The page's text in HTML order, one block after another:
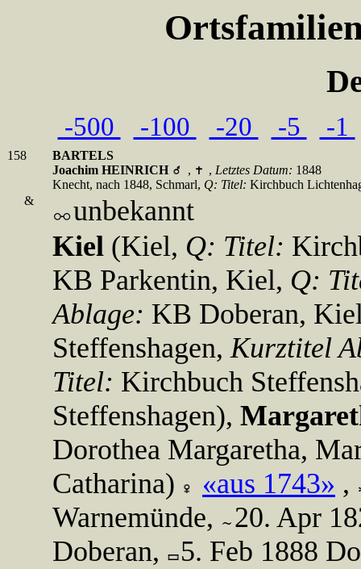
-500 -100 -20 -5 -1
158
BARTELS
Joachim HEINRICH
, , Letztes Datum: 1848
Knecht, nach 1848, Schmarl, Q: Titel: Kirchbuch
&
unbekannt
Kiel (Kiel, Q: Titel:
KB Parkentin, Kiel, Q:
Ablage: KB Doberan,
Steffenshagen,Kurztitel
Titel: Kirchbuch
Steffenshagen),
Dorothea Margaretha,
Catharina)
«aus 1743» ,
Warnemünde,
20. Apr
Doberan,
5. Feb 1888